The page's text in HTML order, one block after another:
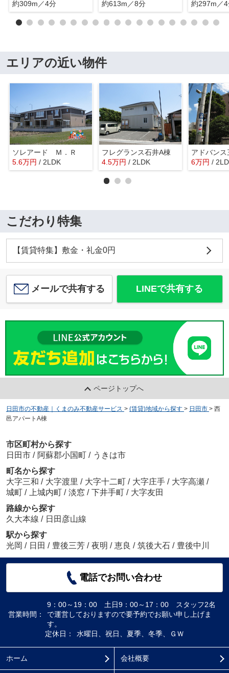
約309m／4分
約613m／8分
約297m／
エリアの近い物件
ソレアード Ｍ．Ｒ
5.6万円 / 2LDK
フレグランス石井A棟
4.5万円 / 2LDK
アドバンス
6万円 /
こだわり特集
【賃貸特集】敷金・礼金0円
メールで共有する LINEで共有する
ページトップへ
日田市の不動産｜くまのみ不動産サービス > (賃貸)地域から探す > 日田市 > 西
邑アパートA棟
市区町村から探す
日田市 / 阿蘇郡小国町 / うきは市
町名から探す
大字三和 / 大字渡里 / 大字十二町 / 大字庄手 / 大字高瀬 /
城町 / 上城内町 / 淡窓 / 下井手町 / 大字友田
路線から探す
久大本線 / 日田彦山線
駅から探す
光岡 / 日田 / 豊後三芳 / 夜明 / 恵良 / 筑後大石 / 豊後中川
電話でお問い合わせ
営業時間：
9：00～19：00 土日9：00～17：00 スタッフ2名
で運営しておりますので要予約でお願い申し上げま
す。
定休日：
水曜日、祝日、夏季、冬季、ＧＷ
ホーム 会社概要